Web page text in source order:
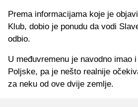
Prema informacijama koje je
Klub, dobio je ponudu da vodi
odbio.
U međuvremenu je navodno imao
Poljske, pa je nešto realnije
za neku od ove dvije zemlje.